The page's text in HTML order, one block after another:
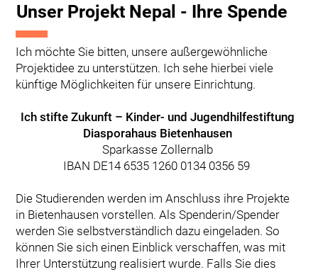
Unser Projekt Nepal - Ihre Spende
Ich möchte Sie bitten, unsere außergewöhnliche
Projektidee zu unterstützen. Ich sehe hierbei viele
künftige Möglichkeiten für unsere Einrichtung.
Ich stifte Zukunft – Kinder- und Jugendhilfestiftung
Diasporahaus Bietenhausen
Sparkasse Zollernalb
IBAN DE14 6535 1260 0134 0356 59
Die Studierenden werden im Anschluss ihre Projekte
in Bietenhausen vorstellen. Als Spenderin/Spender
werden Sie selbstverständlich dazu eingeladen. So
können Sie sich einen Einblick verschaffen, was mit
Ihrer Unterstützung realisiert wurde. Falls Sie dies